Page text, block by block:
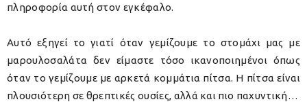
πληροφορία αυτή στον εγκέφαλο.
Αυτό εξηγεί το γιατί όταν γεμίζουμε το στομάχι μας με
μαρουλοσαλάτα δεν είμαστε τόσο ικανοποιημένοι όπως
όταν το γεμίζουμε με αρκετά κομμάτια πίτσα. Η πίτσα είναι
πλουσιότερη σε θρεπτικές ουσίες, αλλά και πιο παχυντική…